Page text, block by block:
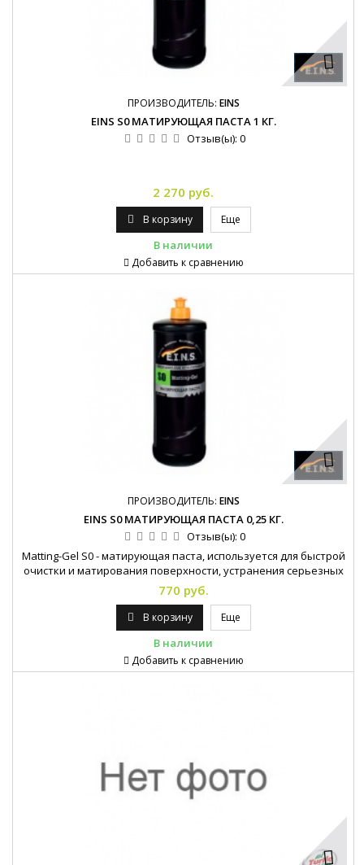
ПРОИЗВОДИТЕЛЬ: EINS
EINS S0 МАТИРУЮЩАЯ ПАСТА 1 КГ.
Отзыв(ы): 0
2 270 руб.
В корзину Еще
В наличии
Добавить к сравнению
ПРОИЗВОДИТЕЛЬ: EINS
EINS S0 МАТИРУЮЩАЯ ПАСТА 0,25 КГ.
Отзыв(ы): 0
Matting-Gel S0 - матирующая паста, используется для быстрой
очистки и матирования поверхности, устранения серьезных
дефектов и царапин. Предназначена для профессионального
применения при проведении лакокрасочных работ.
770 руб.
В корзину Еще
В наличии
Добавить к сравнению